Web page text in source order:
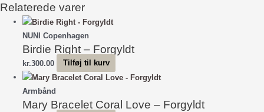
antal
Relaterede varer
NUNI Copenhagen
Birdie Right – Forgyldt
kr.300.00 Tilføj til kurv
Armbånd
Mary Bracelet Coral Love – Forgyldt